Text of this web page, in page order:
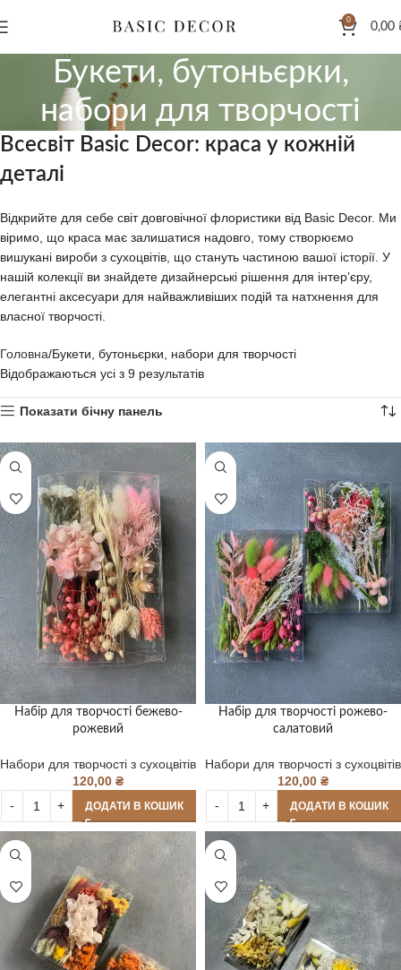
0
0,00
Букети, бутоньєрки,
набори для творчості
Всесвіт Basic Decor: краса у кожній
деталі
Відкрийте для себе світ довговічної флористики від Basic Decor. Ми
віримо, що краса має залишатися надовго, тому створюємо
вишукані вироби з сухоцвітів, що стануть частиною вашої історії. У
нашій колекції ви знайдете дизайнерські рішення для інтер’єру,
елегантні аксесуари для найважливіших подій та натхнення для
власної творчості.
Головна Букети, бутоньєрки, набори для творчості
Відображаються усі з 9 результатів
Показати бічну панель
Набір для творчості бежево-
рожевий
Набори для творчості з сухоцвітів
120,00 ₴
ДОДАТИ В КОШИК
Набір для творчості рожево-
салатовий
Набори для творчості з сухоцвітів
120,00 ₴
ДОДАТИ В КОШИК